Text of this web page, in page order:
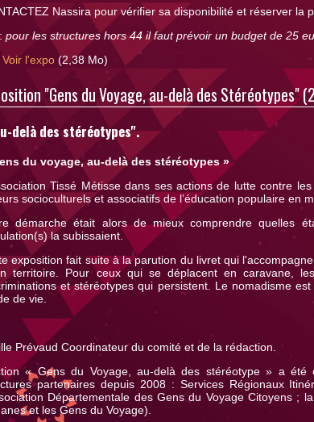
Nassira pour vérifier sa disponibilité et réserver la
pour les structures hors 44 il faut prévoir un budget de 25
Voir l'expo (2,38 Mo)
"Gens du Voyage, au-delà des Stéréotypes"
delà des stéréotypes".
du voyage, au-delà des stéréotypes »
Tissé Métisse dans ses actions de lutte contre
socioculturels et associatifs de l’éducation populaire en
démarche était alors de mieux comprendre quelles
la subissaient.
exposition fait suite à la parution du livret qui
territoire. Pour ceux qui se déplacent en caravane,
et stéréotypes qui persistent. Le nomadisme
de vie.
Prévaud Coordinateur du comité et de la rédaction.
« Gens du Voyage, au-delà des stéréotype » a
partenaires depuis 2008 : Services Régionaux
Départementale des Gens du Voyage Citoyens ;
et les Gens du Voyage).